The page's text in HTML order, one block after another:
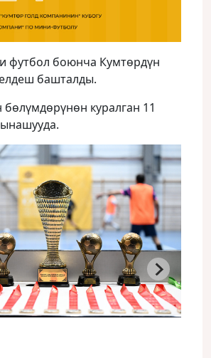
футбол боюнча Кумтөрдүн
башталды.
куралган 11